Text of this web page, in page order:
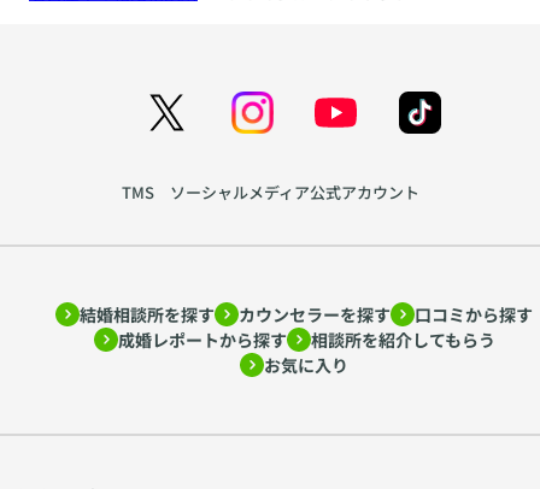
TMS ソーシャルメディア公式アカウント
結婚相談所を探す カウンセラーを探す
口コミから探す
成婚レポートから探す
相談所を紹介してもらう
お気に入り